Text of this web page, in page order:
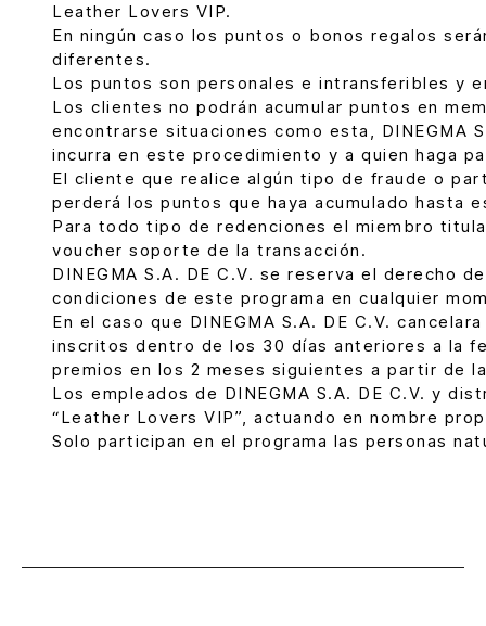
Leather Lovers VIP.
En ningún caso los puntos o bonos regalos
diferentes.
Los puntos son personales e intransferibles y
Los clientes no podrán acumular puntos en
encontrarse situaciones como esta, DINEGMA
incurra en este procedimiento y a quien haga
El cliente que realice algún tipo de fraude o
perderá los puntos que haya acumulado hasta
Para todo tipo de redenciones el miembro
voucher soporte de la transacción.
DINEGMA S.A. DE C.V. se reserva el derecho
condiciones de este programa en cualquier
En el caso que DINEGMA S.A. DE C.V.
inscritos dentro de los 30 días anteriores a la
premios en los 2 meses siguientes a partir de
Los empleados de DINEGMA S.A. DE C.V. y
“Leather Lovers VIP”, actuando en nombre
Solo participan en el programa las personas